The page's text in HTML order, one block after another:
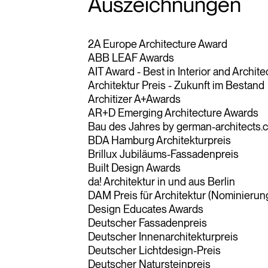
2A Europe Architecture Award
ABB LEAF Awards
AIT Award - Best in Interior and
Architektur Preis - Zukunft im Bestand
Architizer A+Awards
AR+D Emerging Architecture Awards
Bau des Jahres by german-
BDA Hamburg Architekturpreis
Brillux Jubiläums-Fassadenpreis
Built Design Awards
da! Architektur in und aus Berlin
DAM Preis für Architektur
Design Educates Awards
Deutscher Fassadenpreis
Deutscher Innenarchitekturpreis
Deutscher Lichtdesign-Preis
Deutscher Natursteinpreis